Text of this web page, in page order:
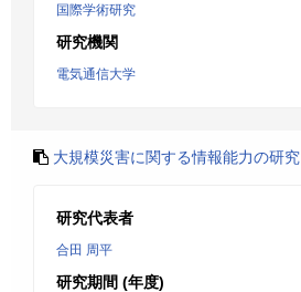
国際学術研究
研究機関
電気通信大学
大規模災害に関する情報能力の研究
研究代表者
合田 周平
研究期間 (年度)